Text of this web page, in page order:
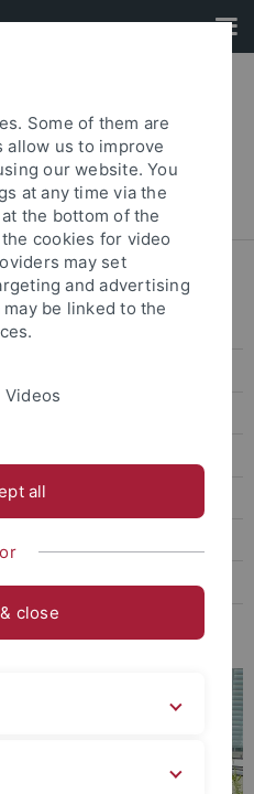
Fakultät
Ökologie
"Bunte Wiese"
Some of them are
allow us to improve
our website. You
at any time via the
the bottom of the
cookies for video
may set
and advertising
be linked to the
Videos
all
or
close